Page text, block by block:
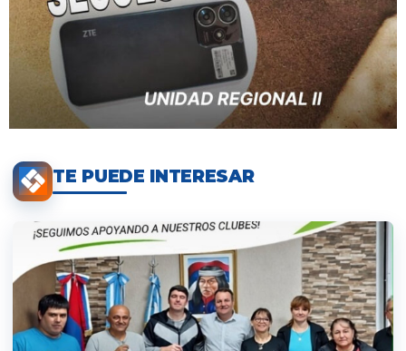
TE PUEDE INTERESAR